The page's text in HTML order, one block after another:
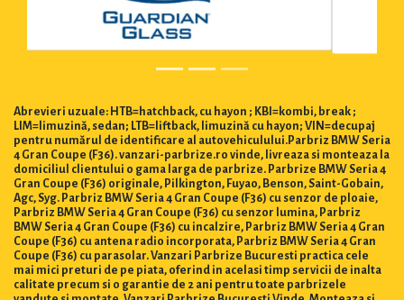
Abrevieri uzuale: HTB=hatchback, cu hayon ; KBI=kombi, break ;
LIM=limuzină, sedan; LTB=liftback, limuzină cu hayon; VIN=decupaj
pentru numărul de identificare al autovehiculului.Parbriz BMW Seria
4 Gran Coupe (F36). vanzari-parbrize.ro vinde, livreaza si monteaza la
domiciliul clientului o gama larga de parbrize. Parbrize BMW Seria 4
Gran Coupe (F36) originale, Pilkington, Fuyao, Benson, Saint-Gobain,
Agc, Syg. Parbriz BMW Seria 4 Gran Coupe (F36) cu senzor de ploaie,
Parbriz BMW Seria 4 Gran Coupe (F36) cu senzor lumina, Parbriz
BMW Seria 4 Gran Coupe (F36) cu incalzire, Parbriz BMW Seria 4 Gran
Coupe (F36) cu antena radio incorporata, Parbriz BMW Seria 4 Gran
Coupe (F36) cu parasolar. Vanzari Parbrize Bucuresti practica cele
mai mici preturi de pe piata, oferind in acelasi timp servicii de inalta
calitate precum si o garantie de 2 ani pentru toate parbrizele